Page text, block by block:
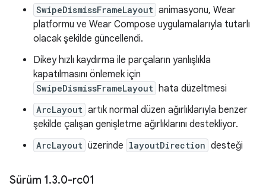
SwipeDismissFrameLayout animasyonu, Wear
platformu ve Wear Compose uygulamalarıyla tutarlı
olacak şekilde güncellendi.
Dikey hızlı kaydırma ile parçaların yanlışlıkla
kapatılmasını önlemek için
SwipeDismissFrameLayout hata düzeltmesi
ArcLayout artık normal düzen ağırlıklarıyla benzer
şekilde çalışan genişletme ağırlıklarını destekliyor.
ArcLayout üzerinde layoutDirection desteği
Sürüm 1.3.0-rc01